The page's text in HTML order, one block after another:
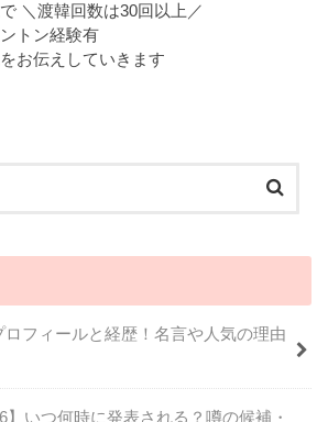
＼渡韓回数は30回以上／
トン経験有
お伝えしていきます
フィールと経歴！名言や人気の理由
】いつ何時に発表される？噂の候補・